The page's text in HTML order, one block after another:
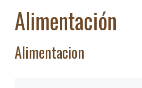
Alimentación
Alimentacion